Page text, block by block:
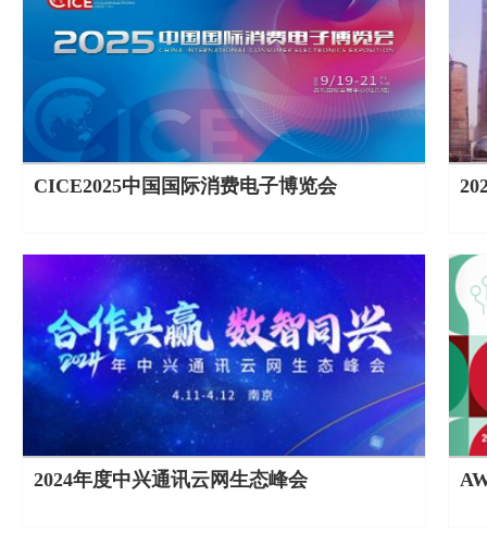
CICE2025中国国际消费电子博览会
2024年度中兴通讯云网生态峰会